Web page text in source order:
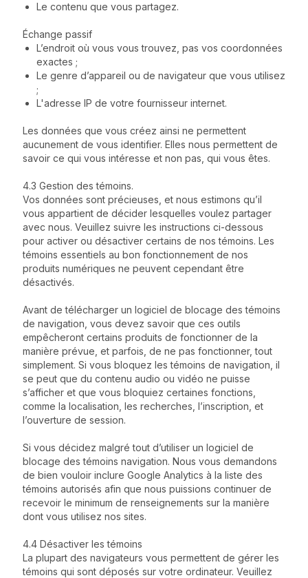
Le contenu que vous partagez.
Échange passif
L’endroit où vous vous trouvez, pas vos coordonnées
exactes ;
Le genre d’appareil ou de navigateur que vous utilisez
;
L'adresse IP de votre fournisseur internet.
Les données que vous créez ainsi ne permettent
aucunement de vous identifier. Elles nous permettent de
savoir ce qui vous intéresse et non pas, qui vous êtes.
4.3 Gestion des témoins.
Vos données sont précieuses, et nous estimons qu’il
vous appartient de décider lesquelles voulez partager
avec nous. Veuillez suivre les instructions ci-dessous
pour activer ou désactiver certains de nos témoins. Les
témoins essentiels au bon fonctionnement de nos
produits numériques ne peuvent cependant être
désactivés.
Avant de télécharger un logiciel de blocage des témoins
de navigation, vous devez savoir que ces outils
empêcheront certains produits de fonctionner de la
manière prévue, et parfois, de ne pas fonctionner, tout
simplement. Si vous bloquez les témoins de navigation, il
se peut que du contenu audio ou vidéo ne puisse
s’afficher et que vous bloquiez certaines fonctions,
comme la localisation, les recherches, l’inscription, et
l’ouverture de session.
Si vous décidez malgré tout d’utiliser un logiciel de
blocage des témoins navigation. Nous vous demandons
de bien vouloir inclure Google Analytics à la liste des
témoins autorisés afin que nous puissions continuer de
recevoir le minimum de renseignements sur la manière
dont vous utilisez nos sites.
4.4 Désactiver les témoins
La plupart des navigateurs vous permettent de gérer les
témoins qui sont déposés sur votre ordinateur. Veuillez